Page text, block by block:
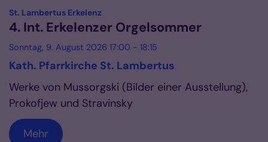
Datum: 9. August 2026
St. Lambertus Erkelenz
4. Int. Erkelenzer Orgelsommer
Sonntag, 9. August 2026 17:00 - 18:15
Kath. Pfarrkirche St. Lambertus
Werke von Mussorgski (Bilder einer Ausstellung),
Prokofjew und Stravinsky
Mehr